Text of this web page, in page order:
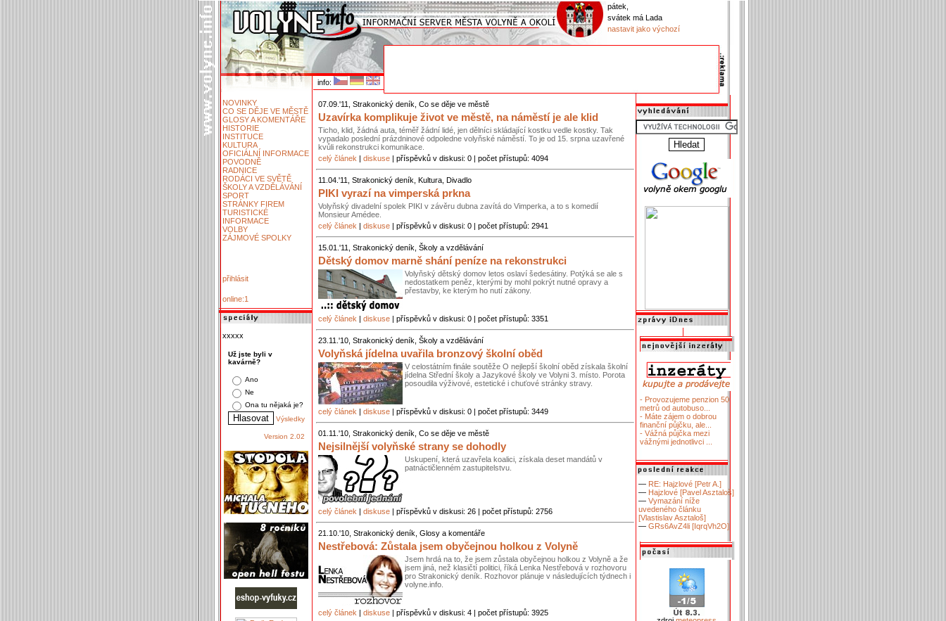
pátek,
svátek má Lada
nastavit jako výchozí
info:
NOVINKY
CO SE DĚJE VE MĚSTĚ
GLOSY A KOMENTÁŘE
HISTORIE
INSTITUCE
KULTURA
OFICIÁLNÍ INFORMACE
POVODNĚ
RADNICE
RODÁCI VE SVĚTĚ
ŠKOLY A VZDĚLÁVÁNÍ
SPORT
STRÁNKY FIREM
TURISTICKÉ
INFORMACE
VOLBY
ZÁJMOVÉ SPOLKY
přihlásit
online:1
xxxxx
Už jste byli v
kavárně?
Ano
Ne
Ona tu nějaká je?
Výsledky
Version 2.02
07.09.'11, Strakonický deník, Co se děje ve městě
Uzavírka komplikuje život ve městě, na náměstí je ale klid
Ticho, klid, žádná auta, téměř žádní lidé, jen dělníci skládající kostku vedle kostky. Tak
vypadalo poslední prázdninové odpoledne volyňské náměstí. To je od 15. srpna uzavřené
kvůli rekonstrukci komunikace.
celý článek | diskuse | příspěvků v diskusi: 0 | počet přístupů: 4094
11.04.'11, Strakonický deník, Kultura, Divadlo
PIKI vyrazí na vimperská prkna
Volyňský divadelní spolek PIKI v závěru dubna zavítá do Vimperka, a to s komedií
Monsieur Amédee.
celý článek | diskuse | příspěvků v diskusi: 0 | počet přístupů: 2941
15.01.'11, Strakonický deník, Školy a vzdělávání
Dětský domov marně shání peníze na rekonstrukci
Volyňský dětský domov letos oslaví šedesátiny. Potýká se ale s
nedostatkem peněz, kterými by mohl pokrýt nutné opravy a
přestavby, ke kterým ho nutí zákony.
celý článek | diskuse | příspěvků v diskusi: 0 | počet přístupů: 3351
23.11.'10, Strakonický deník, Školy a vzdělávání
Volyňská jídelna uvařila bronzový školní oběd
V celostátním finále soutěže O nejlepší školní oběd získala školní
jídelna Střední školy a Jazykové školy ve Volyni 3. místo. Porota
posoudila výživové, estetické i chuťové stránky stravy.
celý článek | diskuse | příspěvků v diskusi: 0 | počet přístupů: 3449
01.11.'10, Strakonický deník, Co se děje ve městě
Nejsilnější volyňské strany se dohodly
Uskupení, která uzavřela koalici, získala deset mandátů v
patnáctičlenném zastupitelstvu.
celý článek | diskuse | příspěvků v diskusi: 26 | počet přístupů: 2756
21.10.'10, Strakonický deník, Glosy a komentáře
Nestřebová: Zůstala jsem obyčejnou holkou z Volyně
Jsem hrdá na to, že jsem zůstala obyčejnou holkou z Volyně a že
jsem jiná, než klasičtí politici, říká Lenka Nestřebová v rozhovoru
pro Strakonický deník. Rozhovor plánuje v následujících týdnech i
volyne.info.
celý článek | diskuse | příspěvků v diskusi: 4 | počet přístupů: 3925
- Provozujeme penzion 50
metrů od autobuso...
- Máte zájem o dobrou
finanční půjčku, ale...
- Vážná půjčka mezi
vážnými jednotlivci ...
— RE: Hajzlové [Petr A.]
— Hajzlové [Pavel Asztaloš]
— Vymazání níže
uvedeného článku
[Vlastislav Asztaloš]
— GRs6AvZ4li [IqrqVh2O]